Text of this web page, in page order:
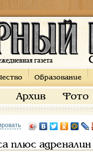
Образование
Архив Фото
плюс адреналин